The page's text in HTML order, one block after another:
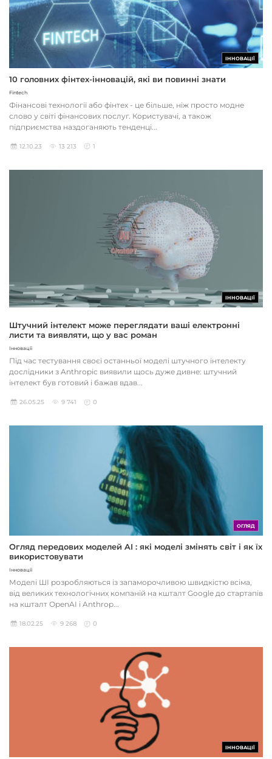
ІННОВАЦІЇ
10 головних фінтех-інновацій, які ви повинні знати
Fintech
Фінансові технології або фінтех - це більше, ніж просто модне
слово у світі фінансових послуг. Користувачі, а також
підприємства наздоганяють тенденці...
12.10.23 13 213 1
ІННОВАЦІЇ
Штучний інтелект може переглядати ваші електронні
листи та виявляти, що у вас роман
Інновації
Під час тестування своєї останньої моделі штучного інтелекту
дослідники з Anthropic виявили щось дуже дивне: штучний
інтелект був готовий і бажав вдав...
26.05.25 9 741 0
ОГЛЯД
Огляд передових моделей AI : які моделі змінять світ і як їх
використовувати
Інновації
Моделі ШІ розробляються із запаморочливою швидкістю всіма,
від великих технологічних компаній на кшталт Google до стартапів
на кшталт OpenAI і Anthrop...
18.02.25 9 268 0
ІННОВАЦІЇ